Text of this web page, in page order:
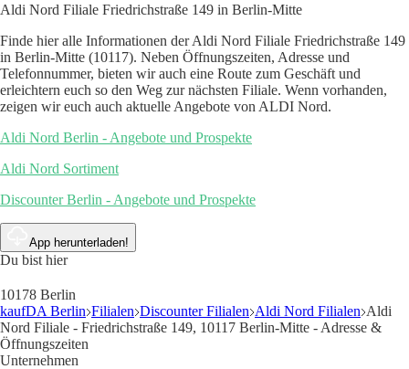
Aldi Nord Filiale Friedrichstraße 149 in Berlin-Mitte
Finde hier alle Informationen der Aldi Nord Filiale Friedrichstraße 149
in Berlin-Mitte (10117). Neben Öffnungszeiten, Adresse und
Telefonnummer, bieten wir auch eine Route zum Geschäft und
erleichtern euch so den Weg zur nächsten Filiale. Wenn vorhanden,
zeigen wir euch auch aktuelle Angebote von ALDI Nord.
Aldi Nord Berlin - Angebote und Prospekte
Aldi Nord Sortiment
Discounter Berlin - Angebote und Prospekte
App herunterladen!
Du bist hier
10178 Berlin
kaufDA Berlin Filialen Discounter Filialen Aldi Nord Filialen Aldi
Nord Filiale - Friedrichstraße 149, 10117 Berlin-Mitte - Adresse &
Öffnungszeiten
Unternehmen